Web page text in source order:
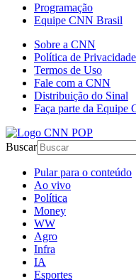
Programação
Equipe CNN Brasil
Sobre a CNN
Política de Privacidade
Termos de Uso
Fale com a CNN
Distribuição do Sinal
Faça parte da Equipe
Buscar
Pular para o conteúdo
Ao vivo
Política
Money
WW
Agro
Infra
IA
Esportes